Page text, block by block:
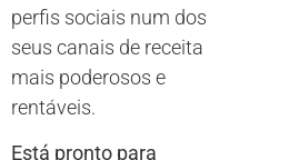
perfis sociais num dos
seus canais de receita
mais poderosos e
rentáveis.
Está pronto para